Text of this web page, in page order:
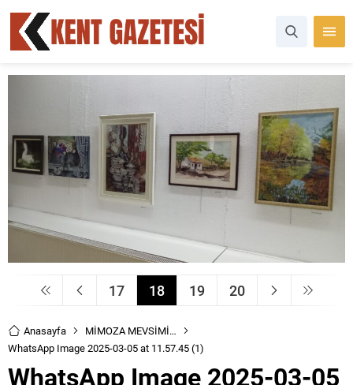
17 18 19 20
Anasayfa
MİMOZA MEVSİMİ…
WhatsApp Image 2025-03-05 at 11.57.45 (1)
WhatsApp Image 2025-03-05